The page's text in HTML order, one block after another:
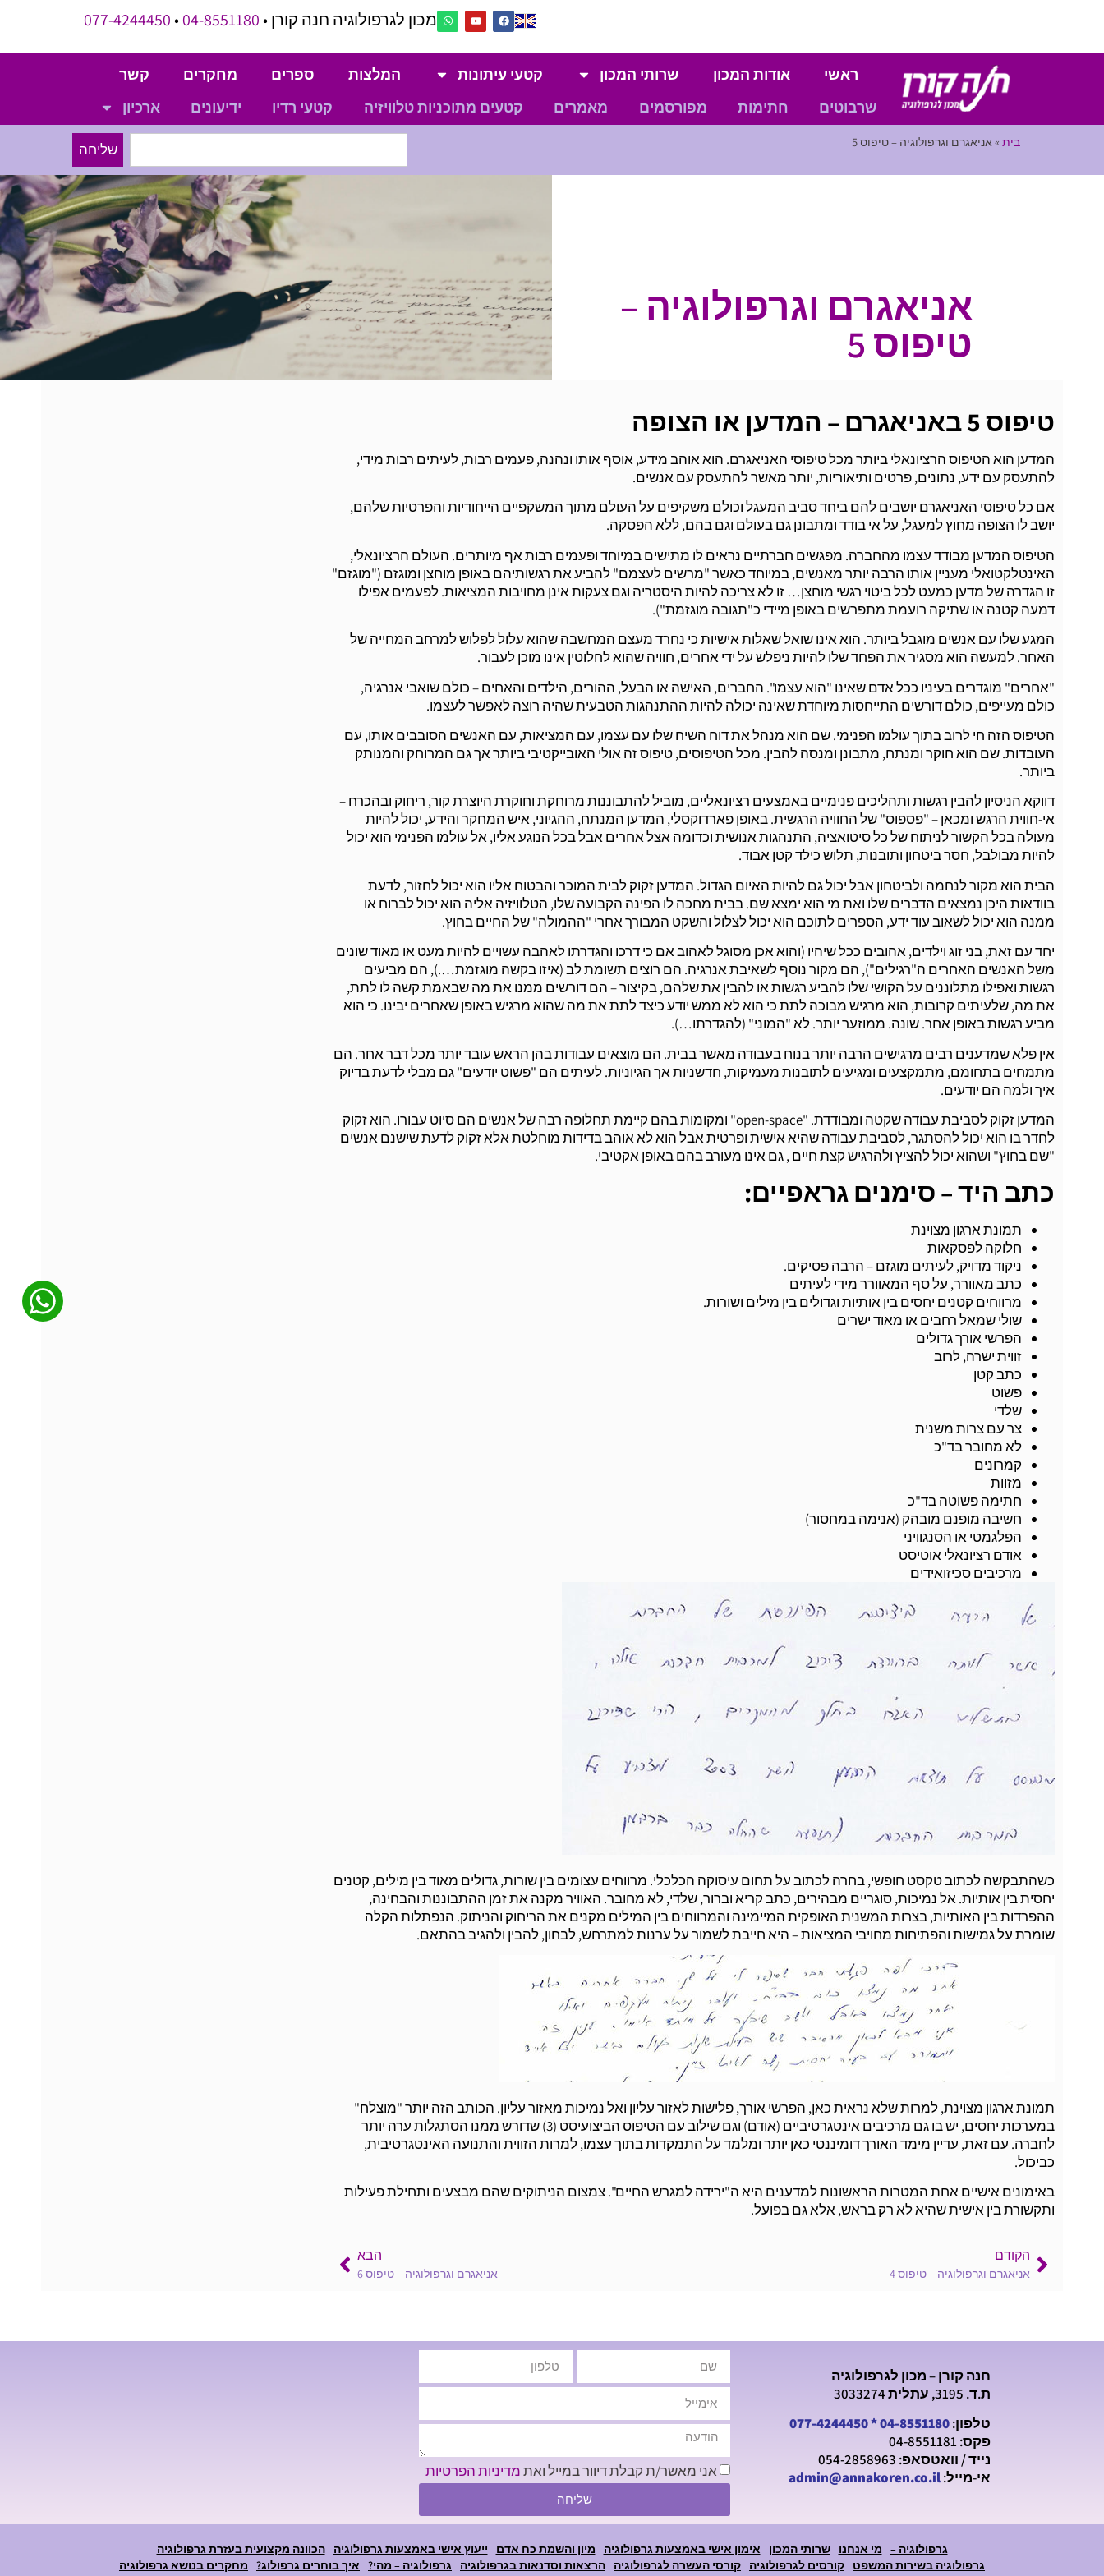
מכון לגרפולוגיה חנה קורן •04-8551180
•
077-4244450
ראשי אודות המכון שרותי המכון קטעי עיתונות המלצות ספרים מחקרים
קשר
שרבוטים
חתימות מפורסמים מאמרים קטעים מתוכניות טלוויזיה קטעי רדיו ידיעונים ארכיון
בית »אניאגרם וגרפולוגיה – טיפוס 5 שליחה
אניאגרם וגרפולוגיה –
טיפוס 5
טיפוס 5 באניאגרם – המדען או הצופה
המדען הוא הטיפוס הרציונאלי ביותר מכל טיפוסי האניאגרם. הוא אוהב מידע, אוסף אותו ונהנה, פעמים רבות, לעיתים רבות מידי,
להתעסק עם ידע, נתונים, פרטים ותיאוריות, יותר מאשר להתעסק עם אנשים.
אם כל טיפוסי האניאגרם יושבים להם ביחד סביב המעגל וכולם משקיפים על העולם מתוך המשקפיים הייחודיות והפרטיות שלהם,
יושב לו הצופה מחוץ למעגל, על אי בודד ומתבונן גם בעולם וגם בהם, ללא הפסקה.
הטיפוס המדען מבודד עצמו מהחברה. מפגשים חברתיים נראים לו מתישים במיוחד ופעמים רבות אף מיותרים. העולם הרציונאלי,
האינטלקטואלי מעניין אותו הרבה יותר מאנשים, במיוחד כאשר "מרשים לעצמם" להביע את רגשותיהם באופן מוחצן ומוגזם ("מוגזם"
זו הגדרה של מדען כמעט לכל ביטוי רגשי מוחצן… זו לא צריכה להיות היסטריה וגם צעקות אינן מחויבות המציאות. לפעמים אפילו
דמעה קטנה או שתיקה רועמת מתפרשים באופן מיידי כ"תגובה מוגזמת").
המגע שלו עם אנשים מוגבל ביותר. הוא אינו שואל שאלות אישיות כי נחרד מעצם המחשבה שהוא עלול לפלוש למרחב המחייה של
האחר. למעשה הוא מסגיר את הפחד שלו להיות ניפלש על ידי אחרים, חוויה שהוא לחלוטין אינו מוכן לעבור.
"אחרים" מוגדרים בעיניו ככל אדם שאינו "הוא עצמו". החברים, האישה או הבעל, ההורים, הילדים והאחים – כולם שואבי אנרגיה,
כולם מעייפים, כולם דורשים התייחסות מיוחדת שאינה יכולה להיות ההתנהגות הטבעית שהיה רוצה לאפשר לעצמו.
הטיפוס הזה חי לרוב בתוך עולמו הפנימי. שם הוא מנהל את דוח השיח שלו עם עצמו, עם המציאות, עם האנשים הסובבים אותו, עם
העובדות. שם הוא חוקר ומנתח, מתבונן ומנסה להבין. מכל הטיפוסים, טיפוס זה אולי האובייקטיבי ביותר אך גם המרוחק והמנותק
ביותר.
דווקא הניסיון להבין רגשות ותהליכים פנימיים באמצעים רציונאליים, מוביל להתבוננות מרוחקת וחוקרת היוצרת קור, ריחוק ובהכרח –
אי-חווית הרגש ומכאן – "פספוס" של החוויה הרגשית. באופן פארדוקסלי, המדען המנתח, ההגיוני, איש המחקר והידע, יכול להיות
מעולה בכל הקשור לניתוח של כל סיטואציה, התנהגות אנושית וכדומה אצל אחרים אבל בכל הנוגע אליו, אל עולמו הפנימי הוא יכול
להיות מבולבל, חסר ביטחון ותובנות, תלוש כילד קטן אבוד.
הבית הוא מקור לנחמה ולביטחון אבל יכול גם להיות האיום הגדול. המדען זקוק לבית המוכר והבטוח אליו הוא יכול לחזור, לדעת
בוודאות היכן נמצאים הדברים שלו ואת מי הוא ימצא שם. בבית מחכה לו הפינה הקבועה שלו, הטלוויזיה אליה הוא יכול לברוח או
ממנה הוא יכול לשאוב עוד ידע, הספרים לתוכם הוא יכול לצלול והשקט המבורך אחרי "ההמולה" של החיים בחוץ.
יחד עם זאת, בני זוג וילדים, אהובים ככל שיהיו (והוא אכן מסוגל לאהוב אם כי דרכו והגדרתו לאהבה עשויים להיות מעט או מאוד שונים
משל האנשים האחרים ה"רגילים"), הם מקור נוסף לשאיבת אנרגיה. הם רוצים תשומת לב (איזו בקשה מוגזמת….), הם מביעים
רגשות ואפילו מתלוננים על הקושי שלו להביע רגשות או להבין את שלהם, בקיצור – הם דורשים ממנו את מה שבאמת קשה לו לתת,
את מה, שלעיתים קרובות, הוא מרגיש מבוכה לתת כי הוא לא ממש יודע כיצד לתת את מה שהוא מרגיש באופן שאחרים יבינו. כי הוא
מביע רגשות באופן אחר. שונה. ממוזער יותר. לא "המוני" (להגדרתו…).
אין פלא שמדענים רבים מרגישים הרבה יותר בנוח בעבודה מאשר בבית. הם מוצאים עבודות בהן הראש עובד יותר מכל דבר אחר. הם
מתמחים בתחומם, מתמקצעים ומגיעים לתובנות מעמיקות, חדשניות אך הגיוניות. לעיתים הם "פשוט יודעים" גם מבלי לדעת בדיוק
איך ולמה הם יודעים.
המדען זקוק לסביבת עבודה שקטה ומבודדת. "open-space" ומקומות בהם קיימת תחלופה רבה של אנשים הם סיוט עבורו. הוא זקוק
לחדר בו הוא יכול להסתגר, לסביבת עבודה שהיא אישית ופרטית אבל הוא לא אוהב בדידות מוחלטת אלא זקוק לדעת שישנם אנשים
"שם בחוץ" ושהוא יכול להציץ ולהרגיש קצת חיים , גם אינו מעורב בהם באופן אקטיבי.
כתב היד – סימנים גראפיים:
תמונת ארגון מצוינת
חלוקה לפסקאות
ניקוד מדויק, לעיתים מוגזם – הרבה פסיקים.
כתב מאוורר, על סף המאוורר מידי לעיתים
מרווחים קטנים יחסים בין אותיות וגדולים בין מילים ושורות.
שולי שמאל רחבים או מאוד ישרים
הפרשי אורך גדולים
זווית ישרה, לרוב
כתב קטן
פשוט
שלדי
צר עם צרות משנית
לא מחובר בד"כ
קמרונים
מזוות
חתימה פשוטה בד"כ
חשיבה מופנם מובהק (אנימה במחסור)
הפלגמטי או הסנגוויני
אודם רציונאלי אוטיסט
מרכיבים סכיזואידים
כשהתבקשה לכתוב טקסט חופשי, בחרה לכתוב על תחום עיסוקה הכלכלי. מרווחים עצומים בין שורות, גדולים מאוד בין מילים, קטנים
יחסית בין אותיות. אל נמיכות, סוגריים מבהירים, כתב קריא וברור, שלדי, לא מחובר. האוויר מקנה את זמן ההתבוננות והבחינה,
ההפרדות בין האותיות, בצרות המשנית האופקית המיימינה והמרווחים בין המילים מקנים את הריחוק והניתוק. הנפתלות הקלה
שומרת על גמישות והפתיחות מחויבי המציאות – היא חייבת לשמור על ערנות למתרחש, לבחון, להבין ולהגיב בהתאם.
תמונת ארגון מצוינת, למרות שלא נראית כאן, הפרשי אורך, פלישות לאזור עליון ואל נמיכות מאזור עליון. הכותב הזה יותר "מוצלח"
במערכות יחסים, יש בו גם מרכיבים אינטגרטיביים (אודם) וגם שילוב עם הטיפוס הביצועיסט (3) שדורש ממנו הסתגלות ערה יותר
לחברה. עם זאת, עדיין מימד האורך דומיננטי כאן יותר ומלמד על התמקדות בתוך עצמו, למרות הזווית והתנועה האינטגרטיבית,
כביכול.
באימונים אישיים אחת המטרות הראשונות למדענים היא ה"ירידה למגרש החיים". צמצום הניתוקים שהם מבצעים ותחילת פעילות
ותקשורת בין אישית שהיא לא רק בראש, אלא גם בפועל.
הקודם
אניאגרם וגרפולוגיה – טיפוס 4
הבא
אניאגרם וגרפולוגיה – טיפוס 6
חנה קורן – מכון לגרפולוגיה
ת.ד. 3195, עתלית 3033274
טלפון:04-8551180
*
077-4244450
פקס: 04-8551181
נייד / וואטסאפ: 054-2858963
אי-מייל:admin@annakoren.co.il אני מאשר/ת קבלת דיוור במייל ואתמדיניות הפרטיות
שליחה
גרפולוגיה – מי אנחנו שרותי המכון אימון אישי באמצעות גרפולוגיה מיון והשמת כח אדם ייעוץ אישי באמצעות גרפולוגיה
הכוונה מקצועית בעזרת גרפולוגיה
גרפולוגיה בשירות המשפט
קורסים לגרפולוגיה קורסי העשרה לגרפולוגיה הרצאות וסדנאות בגרפולוגיה גרפולוגיה – מהי? איך בוחרים גרפולוג?
מחקרים בנושא גרפולוגיה